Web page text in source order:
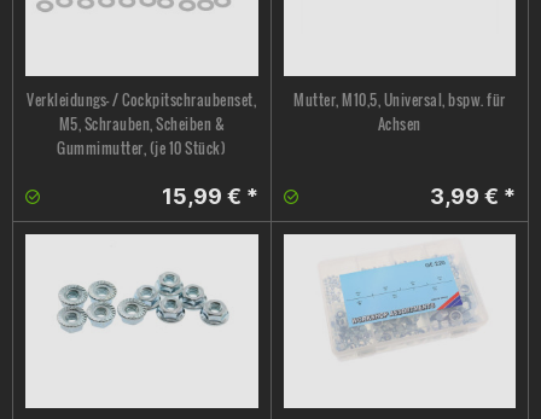
Verkleidungs- / Cockpitschraubenset,
M5, Schrauben, Scheiben &
Gummimutter, (je 10 Stück)
15,99 € *
Mutter, M10,5, Universal, bspw. für
Achsen
3,99 € *